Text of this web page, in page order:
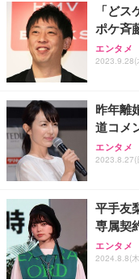
務用 お
ッシュ
ス圧無
【
グモニ
アイリ
ュラー
「ど
ポケ斉
エンタメ
2023.9.28(
昨年離
道コメ
エンタメ
2023.8.27(
平手友
専属契
エンタメ
2024.8.8(